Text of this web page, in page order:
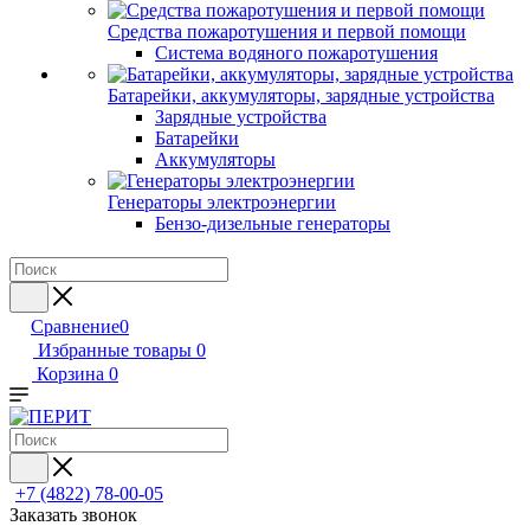
Средства пожаротушения и первой помощи
Система водяного пожаротушения
Батарейки, аккумуляторы, зарядные устройства
Зарядные устройства
Батарейки
Аккумуляторы
Генераторы электроэнергии
Бензо-дизельные генераторы
Сравнение0
Избранные товары 0
Корзина 0
+7 (4822) 78-00-05
Заказать звонок